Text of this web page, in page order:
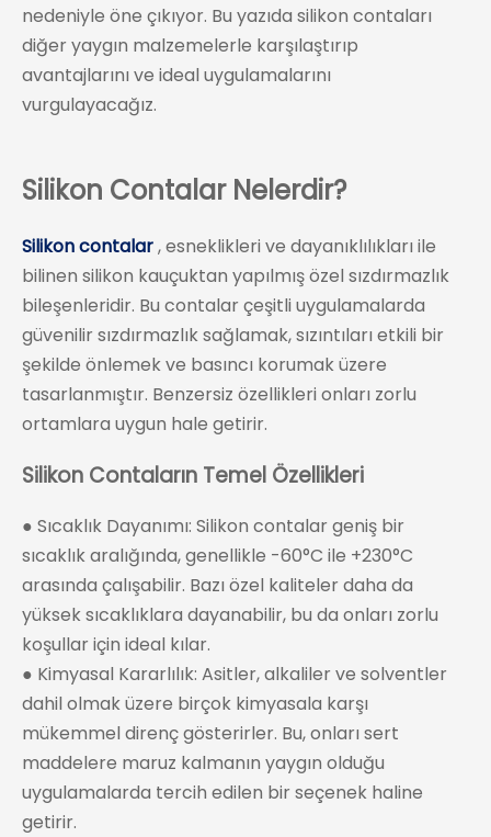
nedeniyle öne çıkıyor. Bu yazıda silikon contaları
diğer yaygın malzemelerle karşılaştırıp
avantajlarını ve ideal uygulamalarını
vurgulayacağız.
Silikon Contalar Nelerdir?
Silikon contalar, esneklikleri ve dayanıklılıkları ile
bilinen silikon kauçuktan yapılmış özel sızdırmazlık
bileşenleridir. Bu contalar çeşitli uygulamalarda
güvenilir sızdırmazlık sağlamak, sızıntıları etkili bir
şekilde önlemek ve basıncı korumak üzere
tasarlanmıştır. Benzersiz özellikleri onları zorlu
ortamlara uygun hale getirir.
Silikon Contaların Temel Özellikleri
● Sıcaklık Dayanımı: Silikon contalar geniş bir
sıcaklık aralığında, genellikle -60°C ile +230°C
arasında çalışabilir. Bazı özel kaliteler daha da
yüksek sıcaklıklara dayanabilir, bu da onları zorlu
koşullar için ideal kılar.
● Kimyasal Kararlılık: Asitler, alkaliler ve solventler
dahil olmak üzere birçok kimyasala karşı
mükemmel direnç gösterirler. Bu, onları sert
maddelere maruz kalmanın yaygın olduğu
uygulamalarda tercih edilen bir seçenek haline
getirir.